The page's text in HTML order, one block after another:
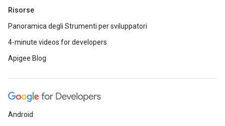
Risorse
Panoramica degli Strumenti per sviluppatori
4-minute videos for developers
Apigee Blog
Android